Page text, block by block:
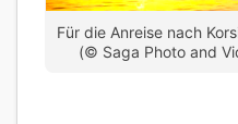
Für die Anreise nach
(© Saga Photo and